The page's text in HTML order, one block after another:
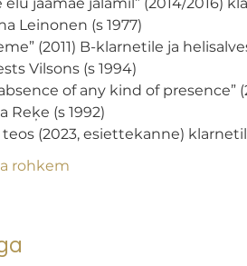
Leinonen (s 1977)
(2011) B-klarnetile ja
Vilsons (s 1994)
of any kind of presence”
Reķe (s 1992)
(2023, esiettekanne)
rohkem